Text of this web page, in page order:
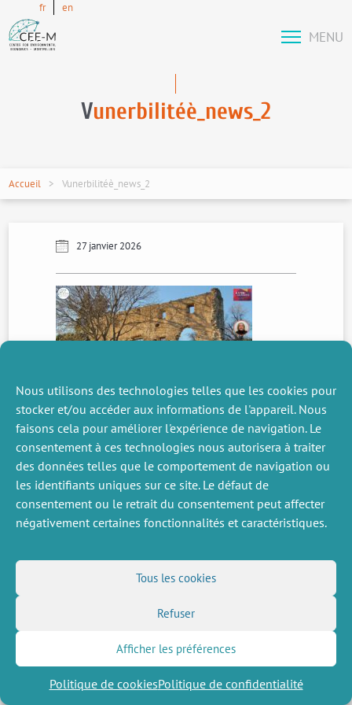
Nous utilisons des technologies telles que les cookies pour
stocker et/ou accéder aux informations de l'appareil. Nous
faisons cela pour améliorer l'expérience de navigation. Le
consentement à ces technologies nous autorisera à traiter
des données telles que le comportement de navigation ou
les identifiants uniques sur ce site. Le défaut de
consentement ou le retrait du consentement peut affecter
négativement certaines fonctionnalités et caractéristiques.
Tous les cookies
Refuser
Afficher les préférences
Politique de cookiesPolitique de confidentialité
fr en
MENU
Vunerbilitéè_news_2
Accueil Vunerbilitéè_news_2
27 janvier 2026
ACTUALITÉS
PRÉCÉDENTE
DIVERS
Offres d’emploi
Job market
NOUS SUIVRE
Flux RSS